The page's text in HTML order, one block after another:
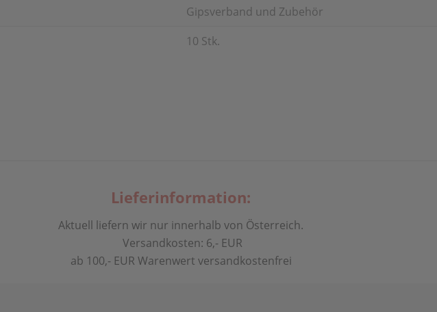
Gipsverband und Zubehör
10 Stk.
Lieferinformation:
Aktuell liefern wir nur innerhalb von Österreich.
Versandkosten: 6,- EUR
ab 100,- EUR Warenwert versandkostenfrei